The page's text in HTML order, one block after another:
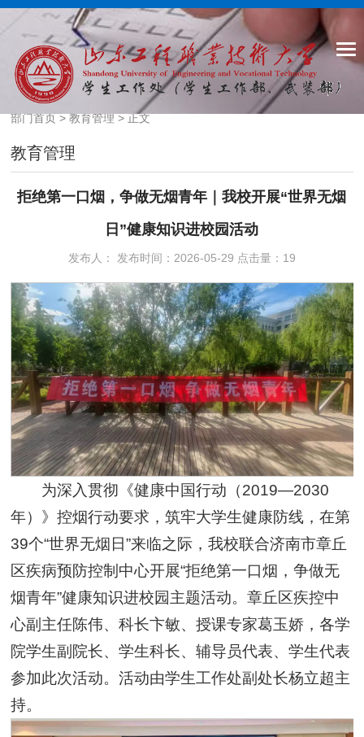
部门首页>教育管理> 正文
教育管理
拒绝第一口烟，争做无烟青年｜我校开展“世界无烟
日”健康知识进校园活动
发布人： 发布时间：2026-05-29 点击量： 19
为深入贯彻《健康中国行动（2019—2030
年）》控烟行动要求，筑牢大学生健康防线，在第
39个“世界无烟日”来临之际，我校联合济南市章丘
区疾病预防控制中心开展“拒绝第一口烟，争做无
烟青年”健康知识进校园主题活动。章丘区疾控中
心副主任陈伟、科长卞敏、授课专家葛玉娇，各学
院学生副院长、学生科长、辅导员代表、学生代表
参加此次活动。活动由学生工作处副处长杨立超主
持。